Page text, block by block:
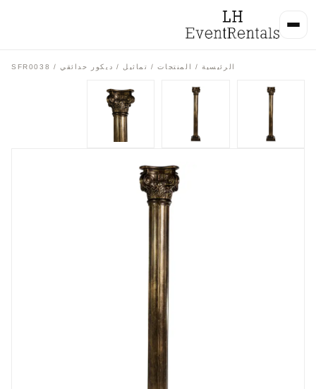
الرئيسية/ المنتجات / تماثيل / ديكور حدائقي/ SFR0038